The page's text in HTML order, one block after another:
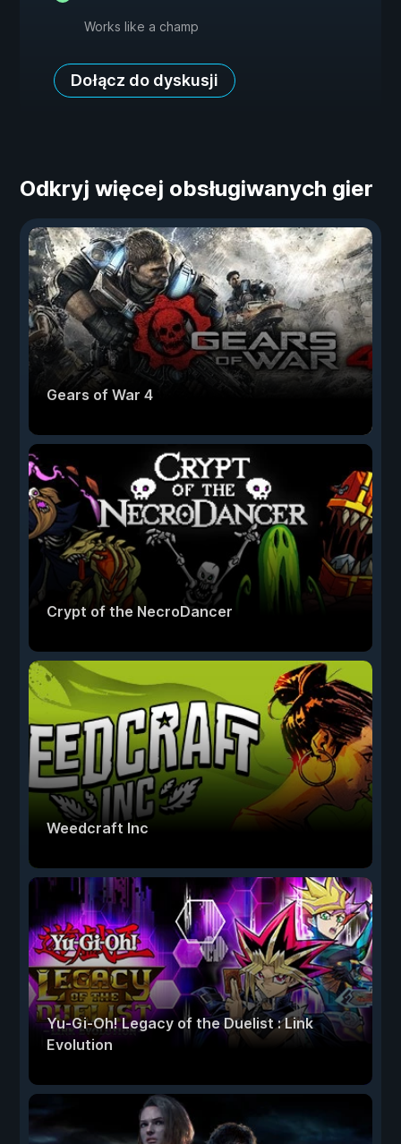
Works like a champ
Dołącz do dyskusji
Odkryj więcej obsługiwanych gier
Gears of War 4
Crypt of the NecroDancer
Weedcraft Inc
Yu-Gi-Oh! Legacy of the Duelist : Link
Evolution